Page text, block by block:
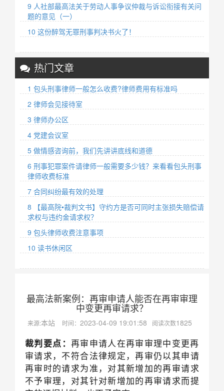
9 人社部最高法关于劳动人事争议仲裁与诉讼衔接有关问
题的意见（一）
10 这份醉驾无罪刑事判决书火了！
热门文章
1 包头刑事律师一般怎么收费?律师费用有标准吗
2 律师会见接待室
3 律师办公区
4 党建会议室
5 做情感咨询前，我们先讲讲底线和道德
6 刑事犯罪案件请律师一般需要多少钱？来看看包头刑事
律师收费标准
7 合同纠纷最有效的处理
8 【最高院•裁判文书】守约方是否可同时主张损失赔偿请
求权与违约金请求权？
9 包头律师收费注意事项
10 读书休闲区
最高法新案例：再审申请人能否在再审审理
中变更再审请求？
来源:本站 时间： 2023-04-09 19:01:58 阅读次数1825
裁判要点： 再审申请人在再审审理中变更再
审请求，不符合法律规定，再审仍以其申请
再审时的请求为准，对其新增加的再审请求
不予审理，对其针对新增加的再审请求而提